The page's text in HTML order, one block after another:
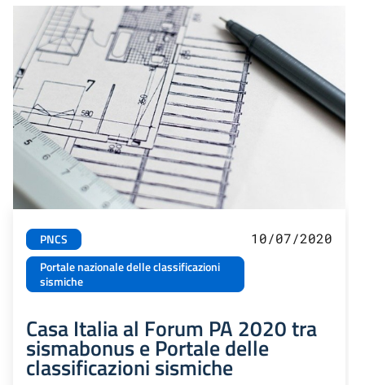
PNCS
Portale nazionale delle classificazioni
sismiche
10/07/2020
Casa Italia al Forum PA 2020 tra
sismabonus e Portale delle
classificazioni sismiche